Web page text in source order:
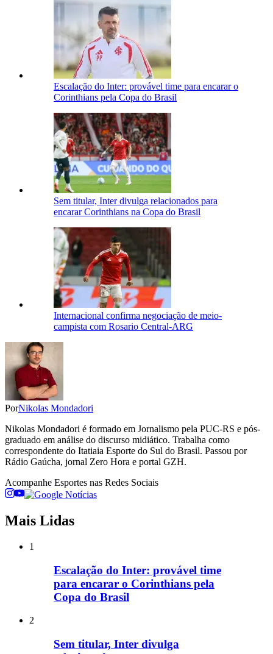
Escalação do Inter: provável time para encarar o
Corinthians pela Copa do Brasil
Sem titular, Inter divulga relacionados para
encarar Corinthians na Copa do Brasil
Internacional confirma negociação de meio-
campista com Rosario Central-ARG
PorNikolas Mondadori
Nikolas Mondadori é formado em Jornalismo pela PUC-RS e pós-
graduado em análise do discurso midiático. Trabalha como
correspondente do Itatiaia Esporte do Sul do Brasil. Passou por
Rádio Gaúcha, jornal Zero Hora e portal GZH.
Acompanhe Esportes nas Redes Sociais
Mais Lidas
1
Escalação do Inter: provável time
para encarar o Corinthians pela
Copa do Brasil
2
Sem titular, Inter divulga